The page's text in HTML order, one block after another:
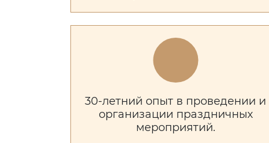
30-летний опыт в проведении и
организации праздничных
мероприятий.